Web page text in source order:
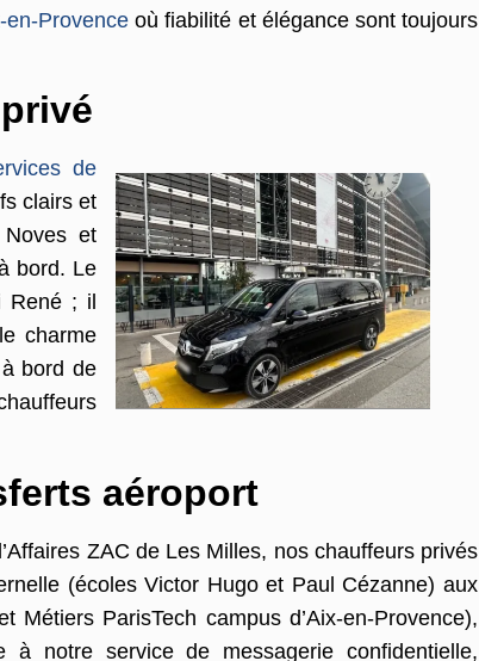
en-Provence où fiabilité et élégance sont toujours
de
clairs et
et
bord. Le
René ; il
charme
bord de
aéroport
ZAC de Les Milles, nos chauffeurs privés
(écoles Victor Hugo et Paul Cézanne) aux
ParisTech campus d’Aix-en-Provence),
notre service de messagerie confidentielle,